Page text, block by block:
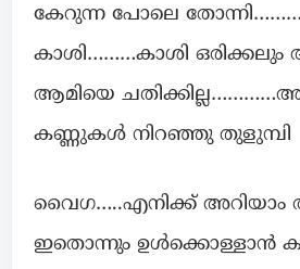
കേറുന്ന പോലെ
കാശി………കാശി ഒരിക്കലും
ആമിയെ
കണ്ണുകൾ നിറഞ്ഞു തുളുമ്പി
വൈഗ…..എനിക്ക് അറിയാം
ഇതൊന്നും ഉൾക്കൊള്ളാൻ